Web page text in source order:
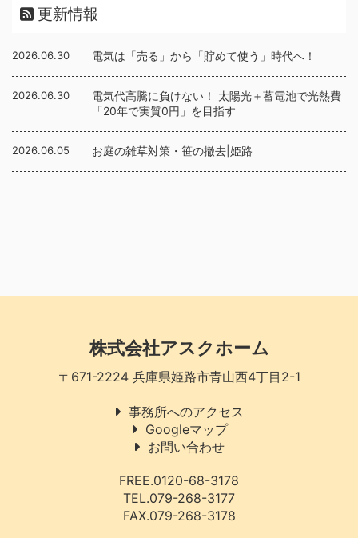
更新情報
2026.06.30 電気は「売る」から「貯めて使う」時代へ！
2026.06.30
電気代高騰に負けない！ 太陽光＋蓄電池で光熱費
「20年で実質0円」を目指す
2026.06.05 お庭の雑草対策・笹の撤去|姫路
株式会社アスクホーム
〒671-2224 兵庫県姫路市青山西4丁目2-1
事務所へのアクセス
Googleマップ
お問い合わせ
FREE.0120-68-3178
TEL.079-268-3177
FAX.079-268-3178